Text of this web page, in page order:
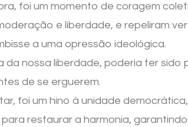
foi um momento de coragem
e liberdade, e repeliram
a uma opressão ideológica.
nossa liberdade, poderia ter sido
de se erguerem.
foi um hino à unidade
para restaurar a harmonia,